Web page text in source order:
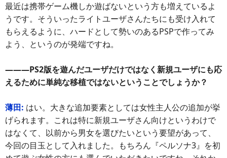
最近は携帯ゲーム機しか遊ばないという方も増えているよ
うです。そういったライトユーザさんたちにも受け入れて
もらえるように、ハードとして勢いのあるPSPで作ってみ
よう、というのが発端ですね。
―――PS2版を遊んだユーザだけではなく新規ユーザにも応
えるために単純な移植ではないということでしょうか？
薄田: はい。大きな追加要素としては女性主人公の追加が挙
げられます。これは特に新規ユーザさん向けというわけで
はなくて、以前から男女を選びたいという要望があって、
今回の目玉として入れました。もちろん『ペルソナ3』を初